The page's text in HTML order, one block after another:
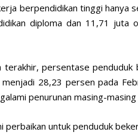
berpendidikan tinggi
diploma dan 11,71 juta
terakhir, persentase
28,23 persen pada
penurunan masing-
perbaikan untuk penduduk